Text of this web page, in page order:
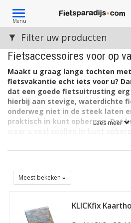
Toggle
navigation
Menu
Fietsaccessoires voor op
Maakt u graag lange tochten
fietsvakantie echt iets voor u?
dat een goede fietsuitrusting
hierbij aan stevige, waterdichte
onderweg niet in de steek laten
praktisch in kunt opbergen. Dat
u al fietsend de route kunt
bergen.
Op Fietsparadijs hebben we een
Van lichtgewicht zijtassen tot
gerenommeerde merken als Vaude,
Lees meer
Filter uw producten
Meest bekeken
KLICKfix
Sunny voor CC-